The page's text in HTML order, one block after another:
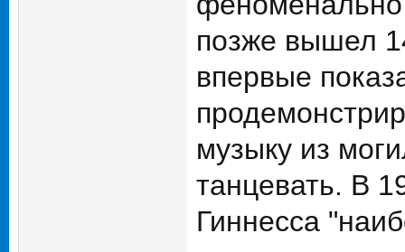
позже вышел
впервые
музыку из
танцевать. В
Гиннесса